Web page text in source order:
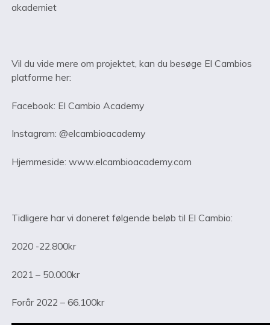
akademiet
Vil du vide mere om projektet, kan du besøge El Cambios
platforme her:
Facebook: El Cambio Academy
Instagram: @elcambioacademy
Hjemmeside: www.elcambioacademy.com
Tidligere har vi doneret følgende beløb til El Cambio:
2020 -22.800kr
2021 – 50.000kr
Forår 2022 – 66.100kr